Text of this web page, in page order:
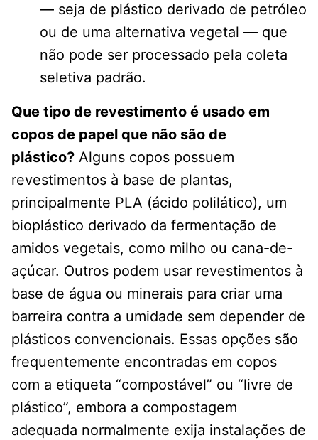
— seja de plástico derivado de petróleo
ou de uma alternativa vegetal — que
não pode ser processado pela coleta
seletiva padrão.
Que tipo de revestimento é usado em
copos de papel que não são de
plástico? Alguns copos possuem
revestimentos à base de plantas,
principalmente PLA (ácido polilático), um
bioplástico derivado da fermentação de
amidos vegetais, como milho ou cana-de-
açúcar. Outros podem usar revestimentos à
base de água ou minerais para criar uma
barreira contra a umidade sem depender de
plásticos convencionais. Essas opções são
frequentemente encontradas em copos
com a etiqueta “compostável” ou “livre de
plástico”, embora a compostagem
adequada normalmente exija instalações de